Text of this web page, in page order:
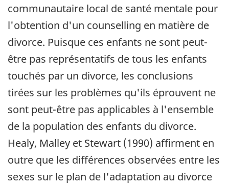
communautaire local de santé mentale pour
l'obtention d'un counselling en matière de
divorce. Puisque ces enfants ne sont peut-
être pas représentatifs de tous les enfants
touchés par un divorce, les conclusions
tirées sur les problèmes qu'ils éprouvent ne
sont peut-être pas applicables à l'ensemble
de la population des enfants du divorce.
Healy, Malley et Stewart (1990) affirment en
outre que les différences observées entre les
sexes sur le plan de l'adaptation au divorce